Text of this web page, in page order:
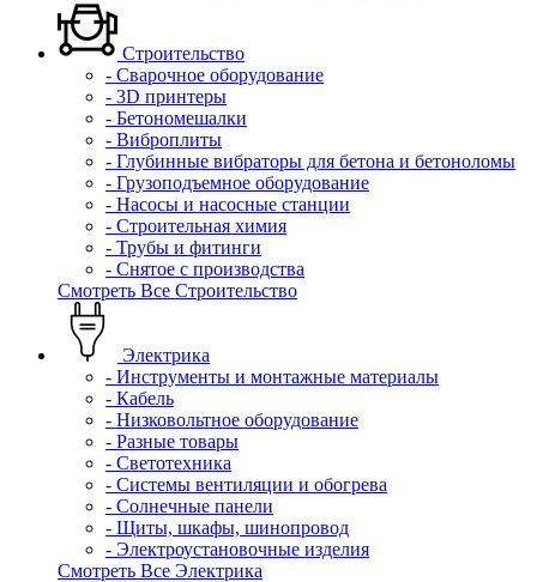
Строительство
- Сварочное оборудование
- 3D принтеры
- Бетономешалки
- Виброплиты
- Глубинные вибраторы для бетона и бетоноломы
- Грузоподъемное оборудование
- Насосы и насосные станции
- Строительная химия
- Трубы и фитинги
- Снятое с производства
Смотреть Все Строительство
Электрика
- Инструменты и монтажные материалы
- Кабель
- Низковольтное оборудование
- Разные товары
- Светотехника
- Системы вентиляции и обогрева
- Солнечные панели
- Щиты, шкафы, шинопровод
- Электроустановочные изделия
Смотреть Все Электрика